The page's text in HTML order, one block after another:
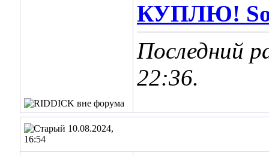
КУПЛЮ!
Последний
22:36.
10.08.2024,
16:54